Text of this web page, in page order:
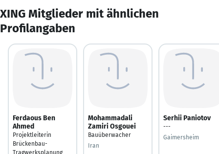
XING Mitglieder mit ähnlichen
Profilangaben
Ferdaous Ben
Ahmed
Projektleiterin
Brückenbau-
Tragwerksplanung
Mohammadali
Zamiri Osgouei
Bauüberwacher
Iran
Serhii Paniotov
---
Gaimersheim